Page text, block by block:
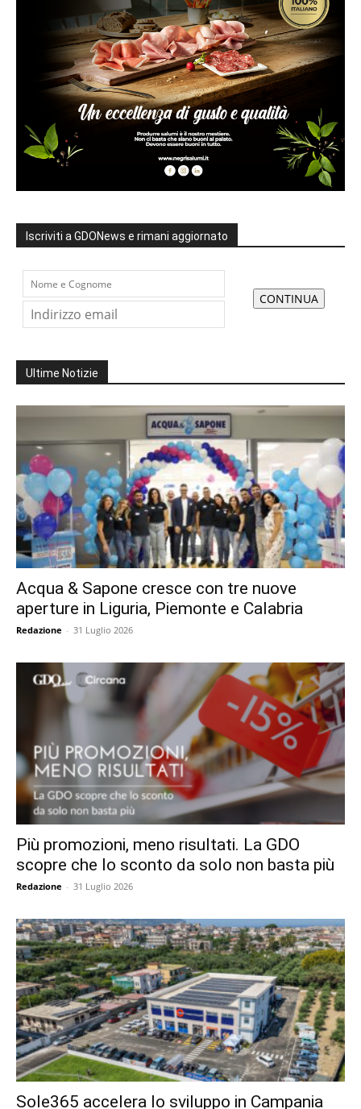
Iscriviti a GDONews e rimani aggiornato
Ultime Notizie
Acqua & Sapone cresce con tre nuove
aperture in Liguria, Piemonte e Calabria
Redazione - 31 Luglio 2026
Più promozioni, meno risultati. La GDO
scopre che lo sconto da solo non basta più
Redazione - 31 Luglio 2026
Sole365 accelera lo sviluppo in Campania